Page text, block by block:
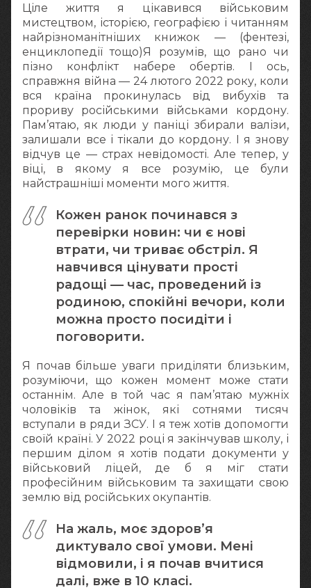
Ціле життя я цікавився військовим
мистецтвом, історією, географією і читанням
найрізноманітніших книжок — (фентезі,
енциклопедії тощо)Я розумів, що рано чи
пізно конфлікт набере обертів. І ось,
справжня війна — 24 лютого 2022 року, коли
вся країна прокинулась від вибухів та
прориву російськими військами кордону.
Пам’ятаю, як люди у паніці збирали валізи,
залишали все і тікали до кордону. І я знову
відчув це — страх невідомості. Але тепер, у
віці, в якому я все розумію, це були
найстрашніші моменти мого життя.
Кожен ранок починався з
перевірки новин: чи є нові
втрати, чи триває обстріл. Я
навчився цінувати прості
радощі — час, проведений із
родиною, спокійні вечори, коли
можна просто посидіти і
поговорити.
Я почав більше уваги приділяти близьким,
розуміючи, що кожен момент може стати
останнім. Але в той час я пам’ятаю мужніх
чоловіків та жінок, які сотнями тисяч
вступали в ряди ЗСУ. І я теж хотів допомогти
своїй країні. У 2022 році я закінчував школу, і
першим ділом я хотів подати документи у
військовий ліцей, де б я міг стати
професійним військовим та захищати свою
землю від російських окупантів.
На жаль, моє здоров’я
диктувало свої умови. Мені
відмовили, і я почав вчитися
далі, вже в 10 класі.